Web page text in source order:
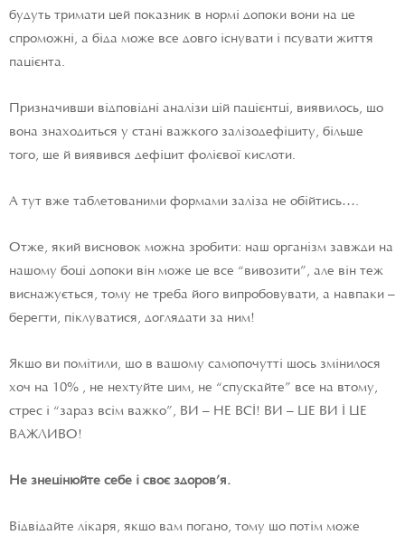
будуть тримати цей показник в нормі допоки вони на це
спроможні, а біда може все довго існувати і псувати життя
пацієнта.
Призначивши відповідні аналізи цій пацієнтці, виявилось, що
вона знаходиться у стані важкого залізодефіциту, більше
того, ще й виявився дефіцит фолієвої кислоти.
А тут вже таблетованими формами заліза не обійтись….
Отже, який висновок можна зробити: наш організм завжди на
нашому боці допоки він може це все “вивозити”, але він теж
виснажується, тому не треба його випробовувати, а навпаки –
берегти, піклуватися, доглядати за ним!
Якщо ви помітили, що в вашому самопочутті щось змінилося
хоч на 10% , не нехтуйте цим, не “спускайте” все на втому,
стрес і “зараз всім важко”, ВИ – НЕ ВСІ! ВИ – ЦЕ ВИ І ЦЕ
ВАЖЛИВО!
Не знецінюйте себе і своє здоров’я.
Відвідайте лікаря, якщо вам погано, тому що потім може